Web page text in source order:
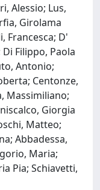
Alessio; Lus,
Girolama
Francesca; D'
Filippo, Paola
Antonio;
Centonze,
Massimiliano;
Giorgia
Matteo;
Abbadessa,
Maria;
Pia; Schiavetti,